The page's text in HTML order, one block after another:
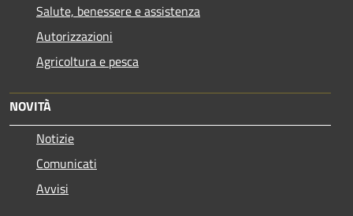
Salute, benessere e assistenza
Autorizzazioni
Agricoltura e pesca
NOVITÀ
Notizie
Comunicati
Avvisi